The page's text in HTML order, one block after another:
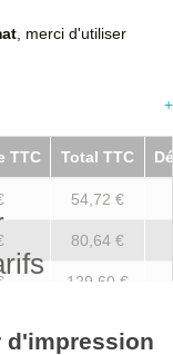
, merci d'utiliser
+
TTC Total TTC
54,72 €
80,64 €
129,60 €
d'impression